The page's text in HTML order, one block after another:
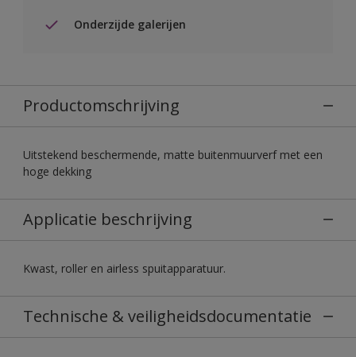
Onderzijde galerijen
Productomschrijving
Uitstekend beschermende, matte buitenmuurverf met een
hoge dekking
Applicatie beschrijving
Kwast, roller en airless spuitapparatuur.
Technische & veiligheidsdocumentatie